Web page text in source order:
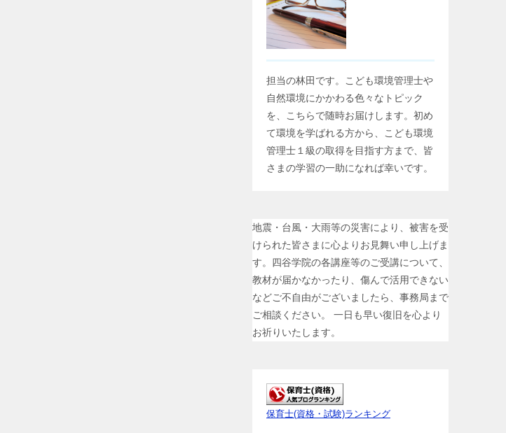
担当の林田です。こども環境管理士や
自然環境にかかわる色々なトピック
を、こちらで随時お届けします。初め
て環境を学ばれる方から、こども環境
管理士１級の取得を目指す方まで、皆
さまの学習の一助になれば幸いです。
地震・台風・大雨等の災害により、被害を受
けられた皆さまに心よりお見舞い申し上げま
す。四谷学院の各講座等のご受講について、
教材が届かなかったり、傷んで活用できない
などご不自由がございましたら、事務局まで
ご相談ください。 一日も早い復旧を心より
お祈りいたします。
保育士(資格・試験)ランキング